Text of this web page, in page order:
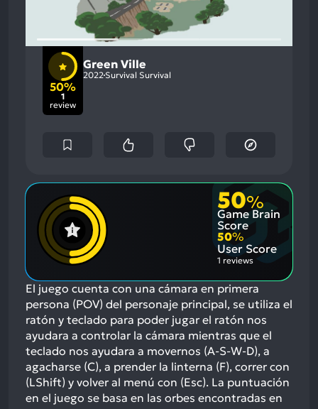
50%
1
review
Green Ville
2022 Survival Survival
50%
Game Brain
Score
50%
User Score
1 reviews
El juego cuenta con una cámara en primera
persona (POV) del personaje principal, se utiliza el
ratón y teclado para poder jugar el ratón nos
ayudara a controlar la cámara mientras que el
teclado nos ayudara a movernos (A-S-W-D), a
agacharse (C), a prender la linterna (F), correr con
(LShift) y volver al menú con (Esc). La puntuación
en el juego se basa en las orbes encontradas en